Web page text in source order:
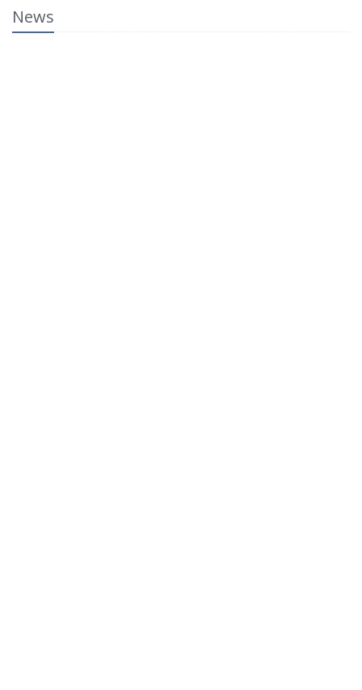
News